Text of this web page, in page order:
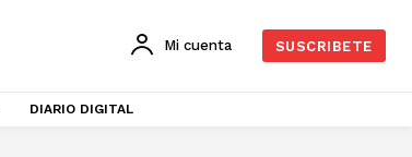
Mi cuenta SUSCRIBETE
DIARIO DIGITAL